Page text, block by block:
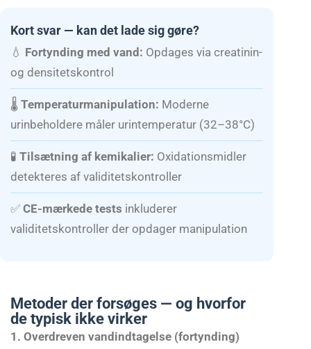
Kort svar — kan det lade sig gøre?
💧 Fortynding med vand: Opdages via creatinin-
og densitetskontrol
🌡️ Temperaturmanipulation: Moderne
urinbeholdere måler urintemperatur (32–38°C)
🧪 Tilsætning af kemikalier: Oxidationsmidler
detekteres af validitetskontroller
✅ CE-mærkede tests inkluderer
validitetskontroller der opdager manipulation
Metoder der forsøges — og hvorfor
de typisk ikke virker
1. Overdreven vandindtagelse (fortynding)